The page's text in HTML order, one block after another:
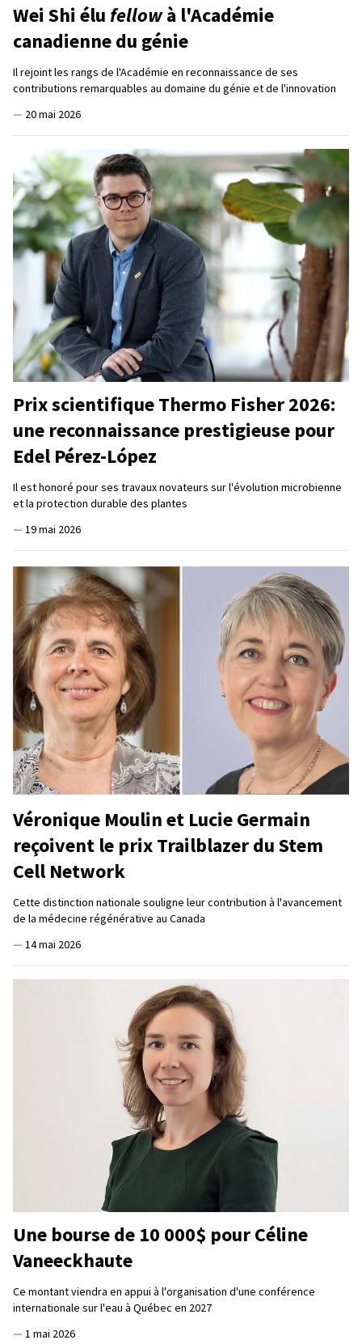
Wei Shi élu fellowà l'Académie
canadienne du génie
Il rejoint les rangs de l'Académie en reconnaissance de ses
contributions remarquables au domaine du génie et de l'innovation
— 20 mai 2026
Prix scientifique Thermo Fisher 2026:
une reconnaissance prestigieuse pour
Edel Pérez-López
Il est honoré pour ses travaux novateurs sur l'évolution microbienne
et la protection durable des plantes
— 19 mai 2026
Véronique Moulin et Lucie Germain
reçoivent le prix Trailblazer du Stem
Cell Network
Cette distinction nationale souligne leur contribution à l'avancement
de la médecine régénérative au Canada
— 14 mai 2026
Une bourse de 10 000$ pour Céline
Vaneeckhaute
Ce montant viendra en appui à l'organisation d'une conférence
internationale sur l'eau à Québec en 2027
— 1 mai 2026